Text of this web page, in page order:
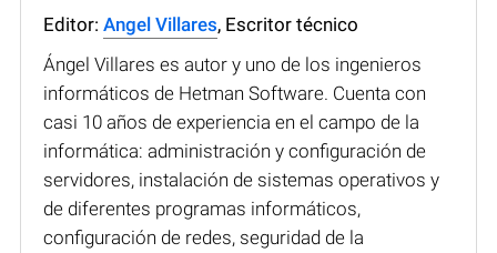
Editor: Angel Villares, Escritor técnico
Ángel Villares es autor y uno de los ingenieros
informáticos de Hetman Software. Cuenta con
casi 10 años de experiencia en el campo de la
informática: administración y configuración de
servidores, instalación de sistemas operativos y
de diferentes programas informáticos,
configuración de redes, seguridad de la